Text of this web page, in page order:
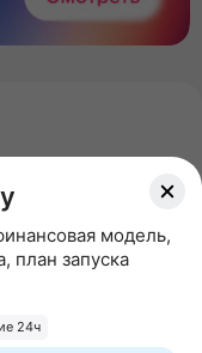
и заполнитемодель,
план запуска
24ч